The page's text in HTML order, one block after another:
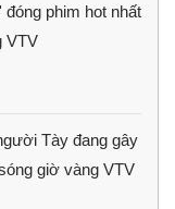
đóng phim hot nhất
VTV
Tày đang gây
giờ vàng VTV